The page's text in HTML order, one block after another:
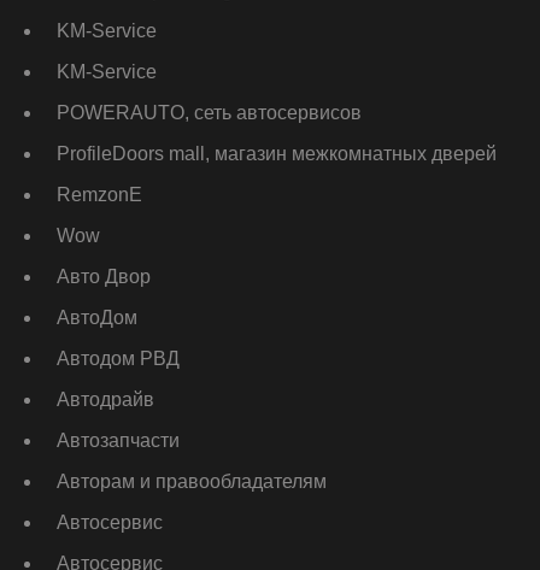
KM-Service
KM-Service
POWERAUTO, сеть автосервисов
ProfileDoors mall, магазин межкомнатных дверей
RemzonE
Wow
Авто Двор
АвтоДом
Автодом РВД
Автодрайв
Автозапчасти
Авторам и правообладателям
Автосервис
Автосервис